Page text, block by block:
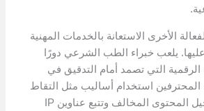
الأخرى الاستعانة بالخدمات المهنية
يلعب خبراء الطب الشرعي دورًا
التي تصمد أمام التدقيق في
المحترفين استخدام أساليب مثل التقاط
لقطات الشاشة وتسجيل المحتوى المخالف وتتبع عناوين IP